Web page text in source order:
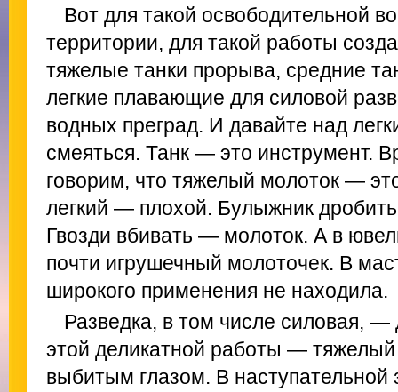
Вот для такой освободительной
территории, для такой работы
тяжелые танки прорыва, средние
легкие плавающие для силовой
водных преград. И давайте над
смеяться. Танк — это инструмент.
говорим, что тяжелый молоток —
легкий — плохой. Булыжник
Гвозди вбивать — молоток. А в
почти игрушечный молоточек. В
широкого применения не находила.
Разведка, в том числе силовая,
этой деликатной работы — тяжелый
выбитым глазом. В наступательной